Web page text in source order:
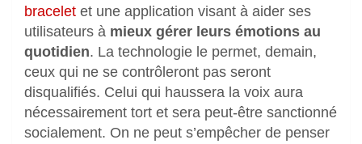
bracelet et une application visant à aider ses
utilisateurs à mieux gérer leurs émotions au
quotidien. La technologie le permet, demain,
ceux qui ne se contrôleront pas seront
disqualifiés. Celui qui haussera la voix aura
nécessairement tort et sera peut-être sanctionné
socialement. On ne peut s’empêcher de penser